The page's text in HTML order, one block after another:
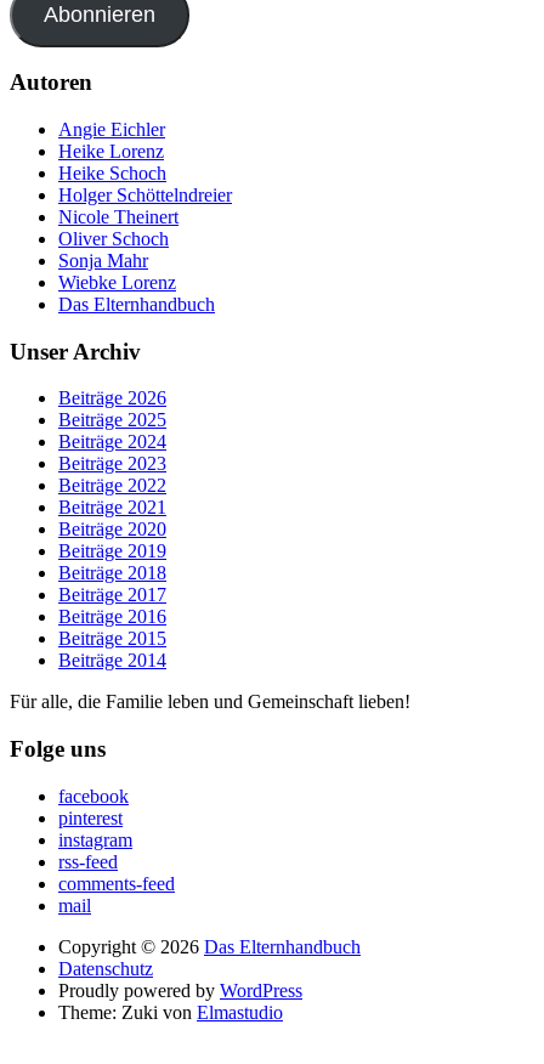
Abonnieren
Autoren
Angie Eichler
Heike Lorenz
Heike Schoch
Holger Schöttelndreier
Nicole Theinert
Oliver Schoch
Sonja Mahr
Wiebke Lorenz
Das Elternhandbuch
Unser Archiv
Beiträge 2026
Beiträge 2025
Beiträge 2024
Beiträge 2023
Beiträge 2022
Beiträge 2021
Beiträge 2020
Beiträge 2019
Beiträge 2018
Beiträge 2017
Beiträge 2016
Beiträge 2015
Beiträge 2014
Für alle, die Familie leben und Gemeinschaft lieben!
Folge uns
facebook
pinterest
instagram
rss-feed
comments-feed
mail
Copyright © 2026 Das Elternhandbuch
Datenschutz
Proudly powered by WordPress
Theme: Zuki von Elmastudio